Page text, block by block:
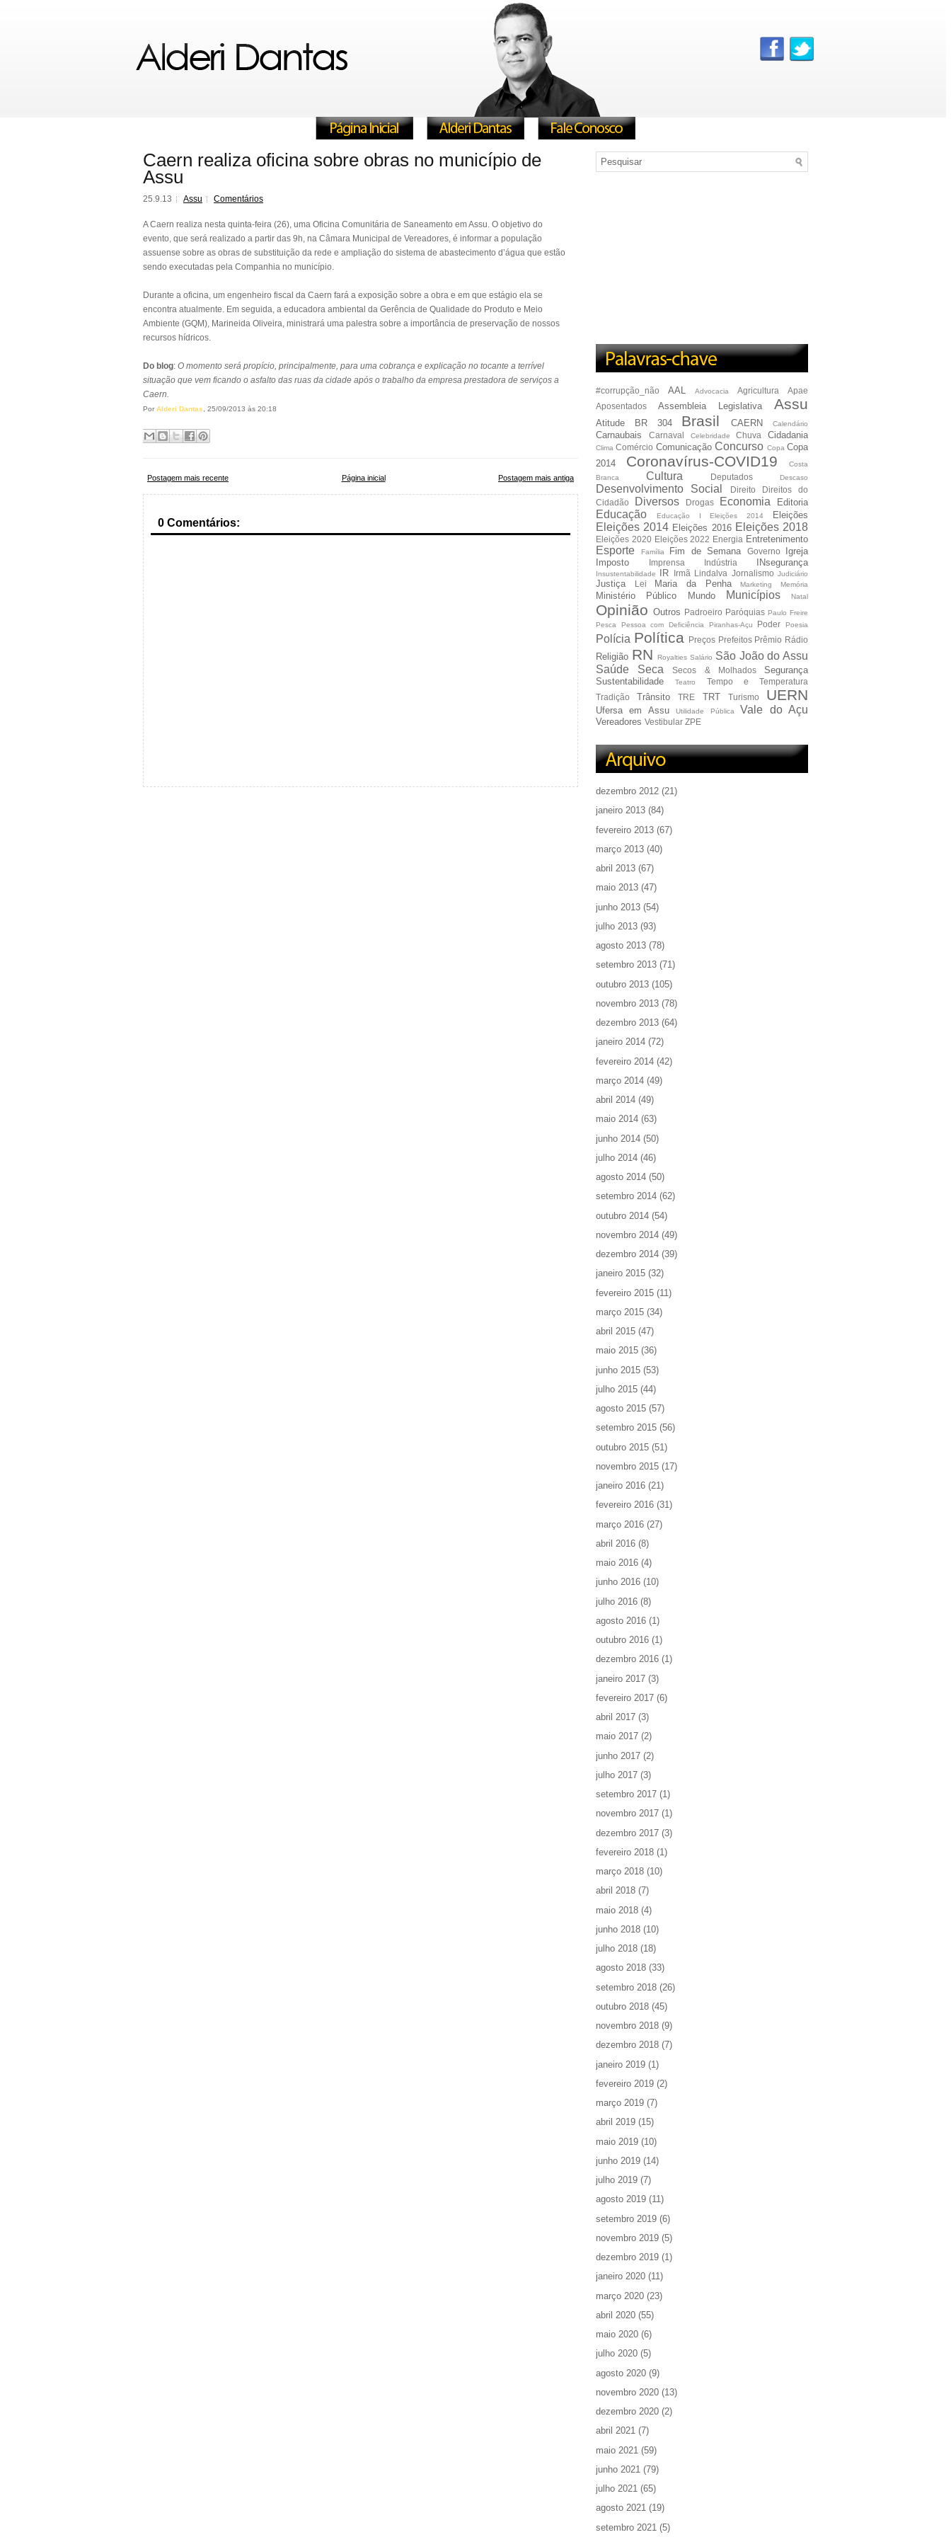
Caern realiza oficina sobre obras no município de
Assu
25.9.13 Assu Comentários
A Caern realiza nesta quinta-feira (26), uma Oficina Comunitária de Saneamento em Assu. O objetivo do
evento, que será realizado a partir das 9h, na Câmara Municipal de Vereadores, é informar a população
assuense sobre as obras de substituição da rede e ampliação do sistema de abastecimento d’água que estão
sendo executadas pela Companhia no município.
Durante a oficina, um engenheiro fiscal da Caern fará a exposição sobre a obra e em que estágio ela se
encontra atualmente. Em seguida, a educadora ambiental da Gerência de Qualidade do Produto e Meio
Ambiente (GQM), Marineida Oliveira, ministrará uma palestra sobre a importância de preservação de nossos
recursos hídricos.
Do blog: O momento será propício, principalmente, para uma cobrança e explicação no tocante a terrível
situação que vem ficando o asfalto das ruas da cidade após o trabalho da empresa prestadora de serviços a
Caern.
Por Alderi Dantas , 25/09/2013 às 20:18
Postagem mais recente Postagem mais antiga
Página inicial
0 Comentários:
#corrupção_não AAL Advocacia Agricultura
Apae
Aposentados
Assembleia Legislativa Assu
Atitude BR 304 Brasil CAERN Calendário
Carnaubais Carnaval Celebridade Chuva Cidadania
Clima Comércio Comunicação Concurso Copa Copa
2014
Coronavírus-COVID19
Costa
Branca
Cultura Deputados Descaso
Desenvolvimento Social Direito
Direitos do
Cidadão
Diversos Drogas Economia Editoria
Educação Educação I Eleições 2014 Eleições
Eleições 2014 Eleições 2016 Eleições 2018
Eleições 2020 Eleições 2022 Energia Entretenimento
Esporte Família Fim de Semana Governo
Igreja
Imposto
Imprensa Indústria INsegurança
Insustentabilidade IR Irmã Lindalva Jornalismo Judiciário
Justiça Lei Maria da Penha Marketing Memória
Ministério Público Mundo Municípios Natal
Opinião Outros Padroeiro Paróquias Paulo Freire
Pesca
Pessoa com Deficiência Piranhas-Açu Poder Poesia
Polícia Política Preços Prefeitos Prêmio Rádio
Religião RN Royalties Salário São João do Assu
Saúde
Seca Secos & Molhados
Segurança
Sustentabilidade
Teatro
Tempo e Temperatura
Tradição
Trânsito TRE TRT Turismo UERN
Ufersa em Assu Utilidade Pública Vale do Açu
Vereadores Vestibular ZPE
dezembro 2012 (21)
janeiro 2013 (84)
fevereiro 2013 (67)
março 2013 (40)
abril 2013 (67)
maio 2013 (47)
junho 2013 (54)
julho 2013 (93)
agosto 2013 (78)
setembro 2013 (71)
outubro 2013 (105)
novembro 2013 (78)
dezembro 2013 (64)
janeiro 2014 (72)
fevereiro 2014 (42)
março 2014 (49)
abril 2014 (49)
maio 2014 (63)
junho 2014 (50)
julho 2014 (46)
agosto 2014 (50)
setembro 2014 (62)
outubro 2014 (54)
novembro 2014 (49)
dezembro 2014 (39)
janeiro 2015 (32)
fevereiro 2015 (11)
março 2015 (34)
abril 2015 (47)
maio 2015 (36)
junho 2015 (53)
julho 2015 (44)
agosto 2015 (57)
setembro 2015 (56)
outubro 2015 (51)
novembro 2015 (17)
janeiro 2016 (21)
fevereiro 2016 (31)
março 2016 (27)
abril 2016 (8)
maio 2016 (4)
junho 2016 (10)
julho 2016 (8)
agosto 2016 (1)
outubro 2016 (1)
dezembro 2016 (1)
janeiro 2017 (3)
fevereiro 2017 (6)
abril 2017 (3)
maio 2017 (2)
junho 2017 (2)
julho 2017 (3)
setembro 2017 (1)
novembro 2017 (1)
dezembro 2017 (3)
fevereiro 2018 (1)
março 2018 (10)
abril 2018 (7)
maio 2018 (4)
junho 2018 (10)
julho 2018 (18)
agosto 2018 (33)
setembro 2018 (26)
outubro 2018 (45)
novembro 2018 (9)
dezembro 2018 (7)
janeiro 2019 (1)
fevereiro 2019 (2)
março 2019 (7)
abril 2019 (15)
maio 2019 (10)
junho 2019 (14)
julho 2019 (7)
agosto 2019 (11)
setembro 2019 (6)
novembro 2019 (5)
dezembro 2019 (1)
janeiro 2020 (11)
março 2020 (23)
abril 2020 (55)
maio 2020 (6)
julho 2020 (5)
agosto 2020 (9)
novembro 2020 (13)
dezembro 2020 (2)
abril 2021 (7)
maio 2021 (59)
junho 2021 (79)
julho 2021 (65)
agosto 2021 (19)
setembro 2021 (5)